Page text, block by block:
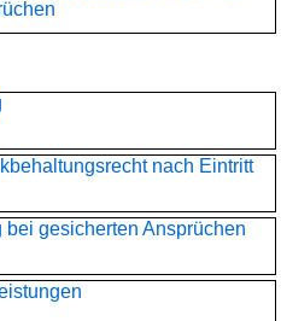
nach Eintritt
gesicherten Ansprüchen